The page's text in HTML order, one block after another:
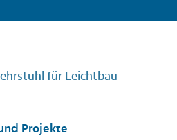
für Leichtbau
Projekte